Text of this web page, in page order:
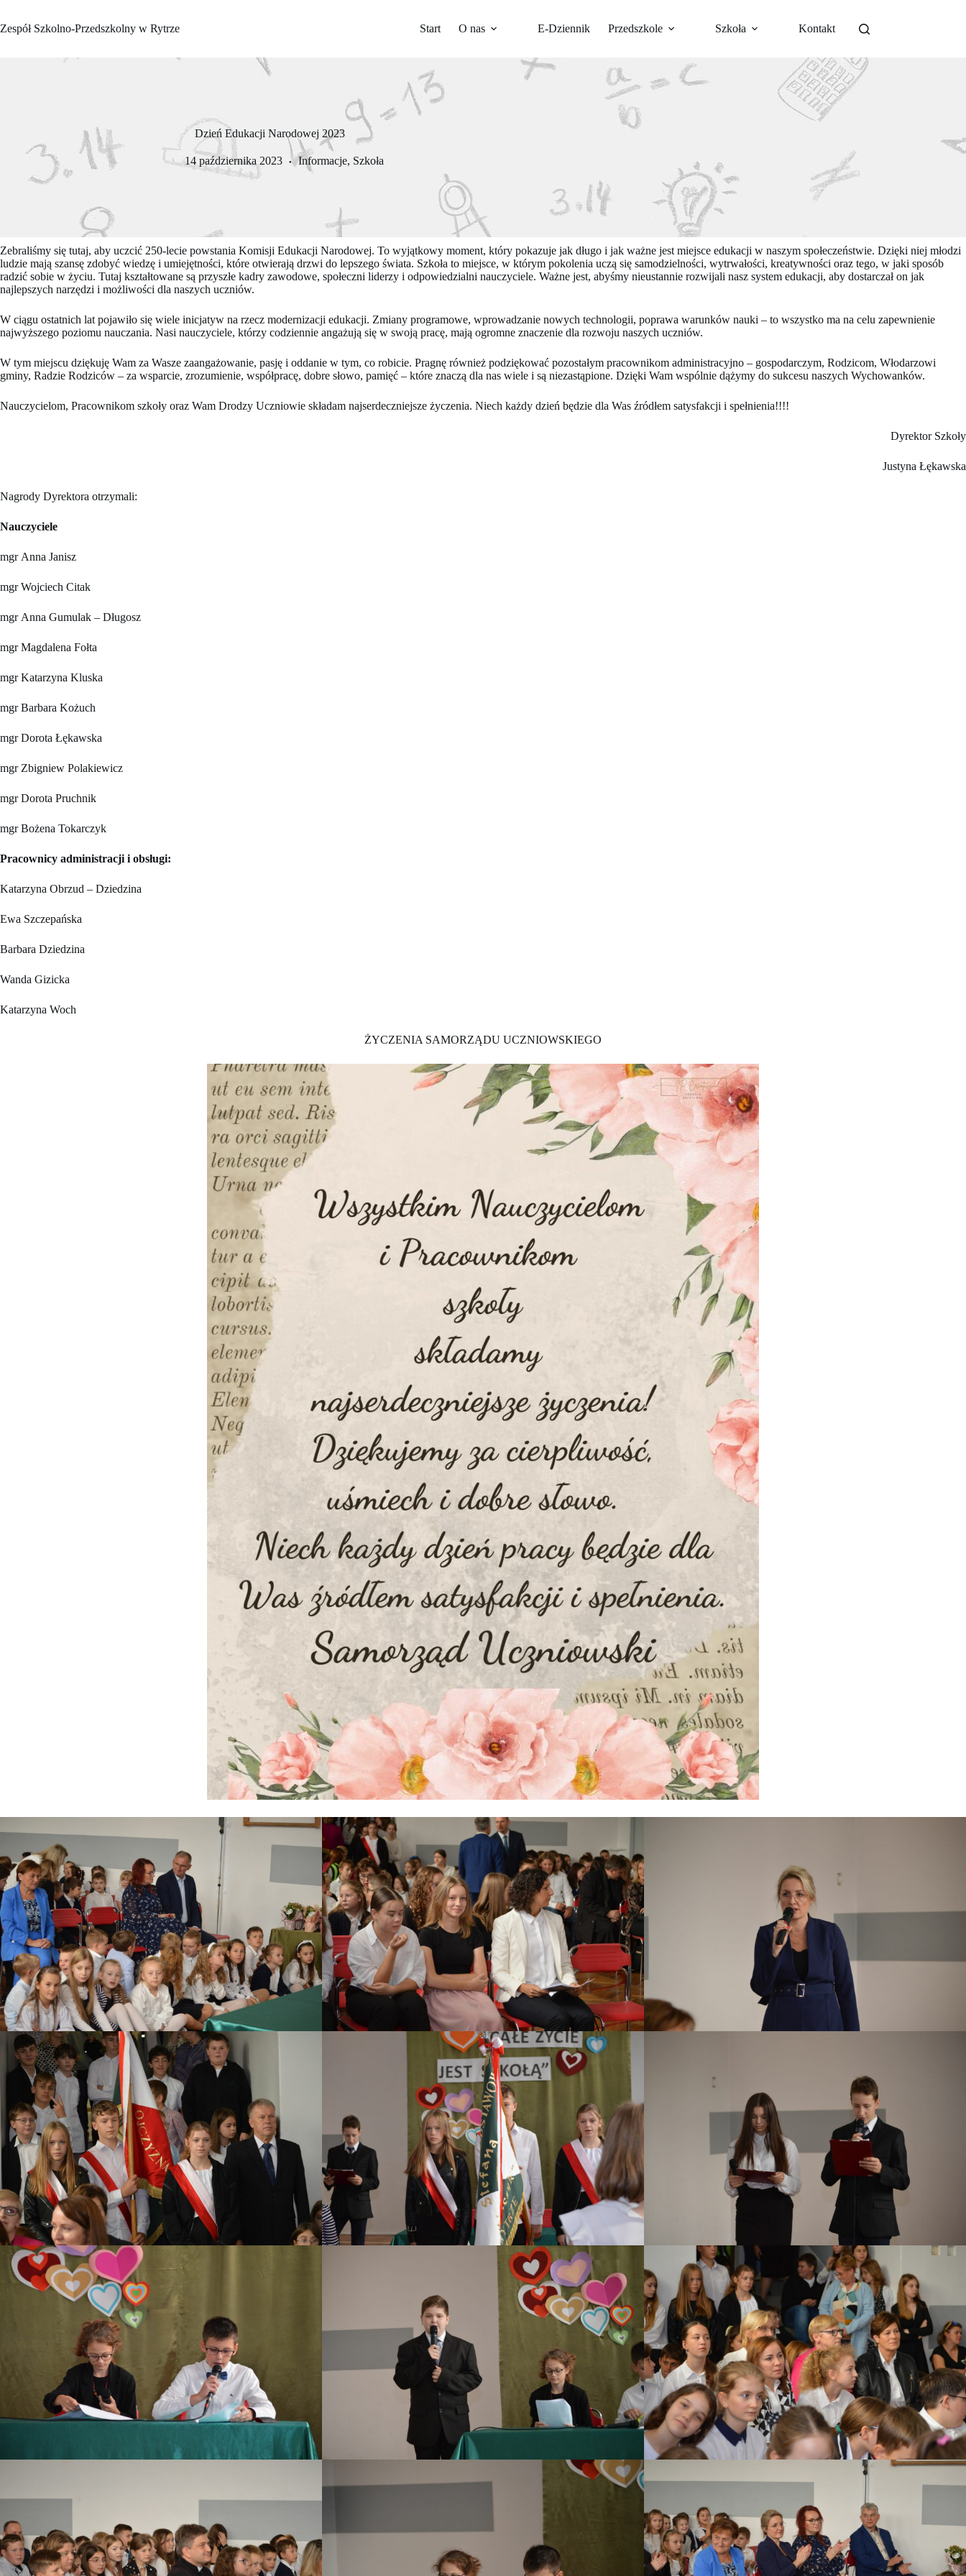
treści
Zespół Szkolno-Przedszkolny w Rytrze Start O nas E-Dziennik Przedszkole Szkoła Kontakt
Dzień Edukacji Narodowej 2023
14 października 2023 Informacje, Szkoła
Zebraliśmy się tutaj, aby uczcić 250-lecie powstania Komisji Edukacji Narodowej. To wyjątkowy moment, który pokazuje jak długo i jak ważne jest miejsce edukacji w naszym społeczeństwie. Dzięki niej młodzi
ludzie mają szansę zdobyć wiedzę i umiejętności, które otwierają drzwi do lepszego świata. Szkoła to miejsce, w którym pokolenia uczą się samodzielności, wytrwałości, kreatywności oraz tego, w jaki sposób
radzić sobie w życiu. Tutaj kształtowane są przyszłe kadry zawodowe, społeczni liderzy i odpowiedzialni nauczyciele. Ważne jest, abyśmy nieustannie rozwijali nasz system edukacji, aby dostarczał on jak
najlepszych narzędzi i możliwości dla naszych uczniów.
W ciągu ostatnich lat pojawiło się wiele inicjatyw na rzecz modernizacji edukacji. Zmiany programowe, wprowadzanie nowych technologii, poprawa warunków nauki – to wszystko ma na celu zapewnienie
najwyższego poziomu nauczania. Nasi nauczyciele, którzy codziennie angażują się w swoją pracę, mają ogromne znaczenie dla rozwoju naszych uczniów.
W tym miejscu dziękuję Wam za Wasze zaangażowanie, pasję i oddanie w tym, co robicie. Pragnę również podziękować pozostałym pracownikom administracyjno – gospodarczym, Rodzicom, Włodarzowi
gminy, Radzie Rodziców – za wsparcie, zrozumienie, współpracę, dobre słowo, pamięć – które znaczą dla nas wiele i są niezastąpione. Dzięki Wam wspólnie dążymy do sukcesu naszych Wychowanków.
Nauczycielom, Pracownikom szkoły oraz Wam Drodzy Uczniowie składam najserdeczniejsze życzenia. Niech każdy dzień będzie dla Was źródłem satysfakcji i spełnienia!!!!
Dyrektor Szkoły
Justyna Łękawska
Nagrody Dyrektora otrzymali:
Nauczyciele
mgr Anna Janisz
mgr Wojciech Citak
mgr Anna Gumulak – Długosz
mgr Magdalena Fołta
mgr Katarzyna Kluska
mgr Barbara Kożuch
mgr Dorota Łękawska
mgr Zbigniew Polakiewicz
mgr Dorota Pruchnik
mgr Bożena Tokarczyk
Pracownicy administracji i obsługi:
Katarzyna Obrzud – Dziedzina
Ewa Szczepańska
Barbara Dziedzina
Wanda Gizicka
Katarzyna Woch
ŻYCZENIA SAMORZĄDU UCZNIOWSKIEGO